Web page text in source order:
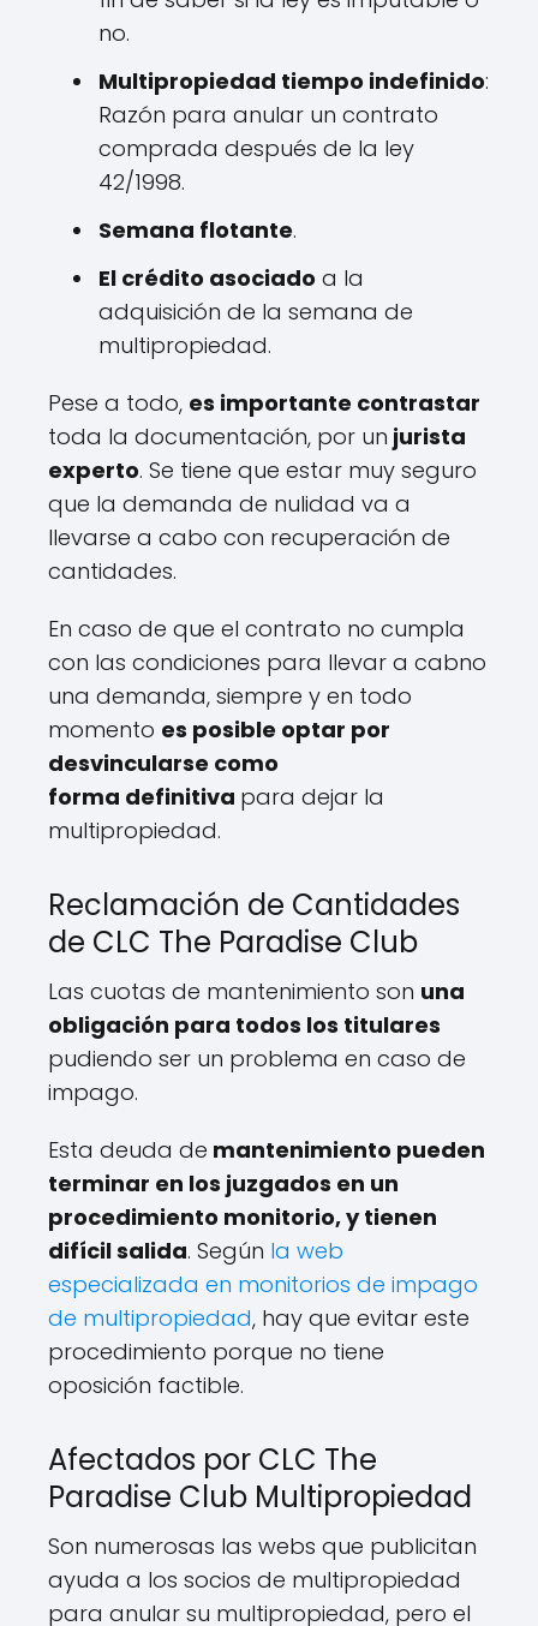
no.
Multipropiedad tiempo indefinido:
Razón para anular un contrato
comprada después de la ley
42/1998.
Semana flotante.
El crédito asociado a la
adquisición de la semana de
multipropiedad.
Pese a todo, es importante contrastar
toda la documentación, por un jurista
experto. Se tiene que estar muy seguro
que la demanda de nulidad va a
llevarse a cabo con recuperación de
cantidades.
En caso de que el contrato no cumpla
con las condiciones para llevar a cabno
una demanda, siempre y en todo
momento es posible optar por
desvincularse como
forma definitiva para dejar la
multipropiedad.
Reclamación de Cantidades
de CLC The Paradise Club
Las cuotas de mantenimiento son una
obligación para todos los titulares
pudiendo ser un problema en caso de
impago.
Esta deuda de mantenimiento pueden
terminar en los juzgados en un
procedimiento monitorio, y tienen
difícil salida. Según la web
especializada en monitorios de impago
de multipropiedad, hay que evitar este
procedimiento porque no tiene
oposición factible.
Afectados por CLC The
Paradise Club Multipropiedad
Son numerosas las webs que publicitan
ayuda a los socios de multipropiedad
para anular su multipropiedad, pero el